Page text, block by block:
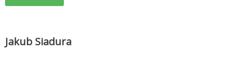
Jakub Siadura